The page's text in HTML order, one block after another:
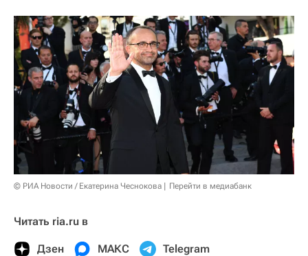
© РИА Новости / Екатерина Чеснокова Перейти в медиабанк
Читать ria.ru в
Дзен МАКС Telegram